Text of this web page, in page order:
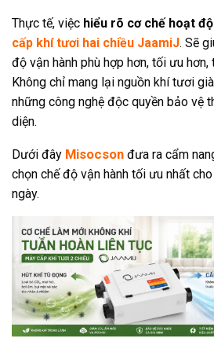
Thực tế, việc hiểu rõ cơ chế hoạt
cấp khí tươi hai chiều JaamiJ. Sẽ
độ vận hành phù hợp hơn, tối ưu
Không chỉ mang lại nguồn khí tươi
những công nghệ độc quyền bảo vệ
diện.
Dưới đây Misocson đưa ra cẩm
chọn chế độ vận hành tối ưu nhất
ngày.